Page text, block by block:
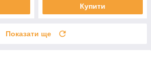
Купити
Показати ще